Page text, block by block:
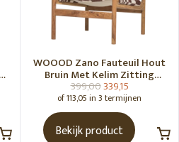
WOOOD Zano Fauteuil Hout
Bruin Met Kelim Zitting
Naturel
399,00339,15
of 113,05 in 3 termijnen
Bekijk product